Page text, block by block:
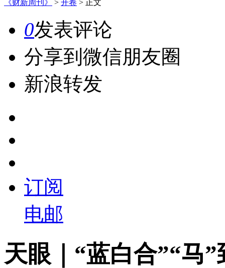
《财新周刊》
> 开卷 > 正文
0发表评论
分享到微信朋友圈
新浪转发
订阅
电邮
天眼｜“蓝白合”“马